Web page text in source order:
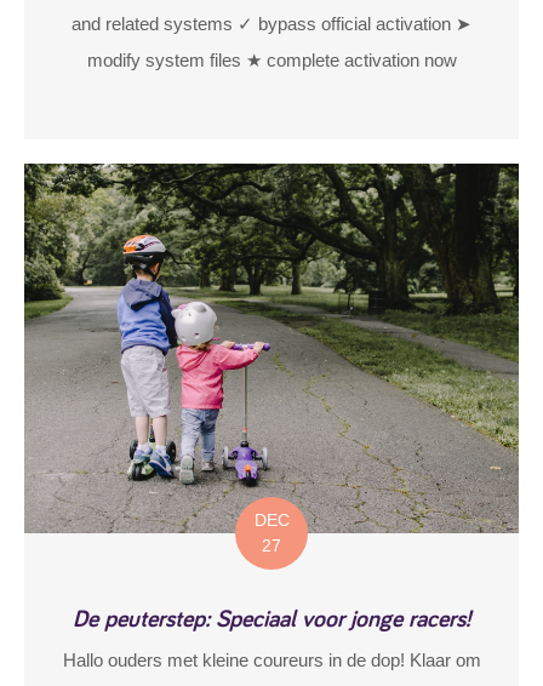
and related systems ✓ bypass official activation ➤
modify system files ★ complete activation now
DEC
27
De peuterstep: Speciaal voor jonge racers!
Hallo ouders met kleine coureurs in de dop! Klaar om